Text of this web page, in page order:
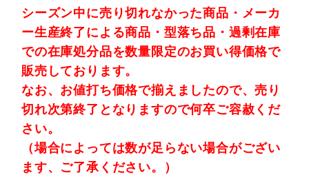
シーズン中に売り切れなかった商品・メーカ
ー生産終了による商品・型落ち品・過剰在庫
での在庫処分品を数量限定のお買い得価格で
販売しております。
なお、お値打ち価格で揃えましたので、売り
切れ次第終了となりますので何卒ご容赦くだ
さい。
（場合によっては数が足らない場合がござい
ます、ご了承ください。）